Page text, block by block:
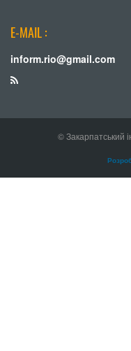
E-MAIL :
inform.rio@gmail.com
© Закарпатський